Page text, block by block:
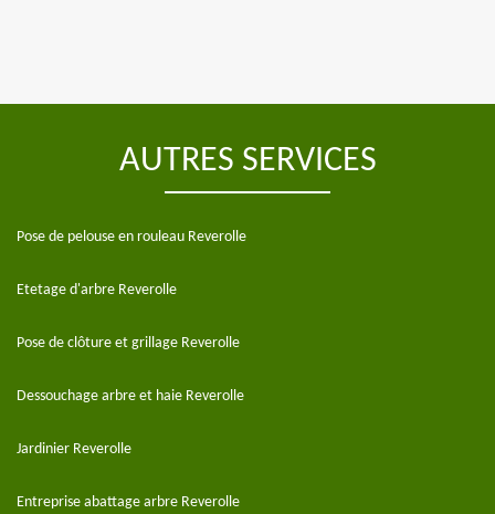
AUTRES SERVICES
Pose de pelouse en rouleau Reverolle
Etetage d'arbre Reverolle
Pose de clôture et grillage Reverolle
Dessouchage arbre et haie Reverolle
Jardinier Reverolle
Entreprise abattage arbre Reverolle